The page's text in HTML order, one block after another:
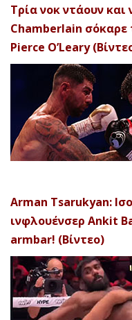
Τρία νοκ ντάουν
Chamberlain σόκαρε
Pierce O’Leary
Arman Tsarukyan:
ινφλουένσερ Ankit
armbar! (Βίντεο)